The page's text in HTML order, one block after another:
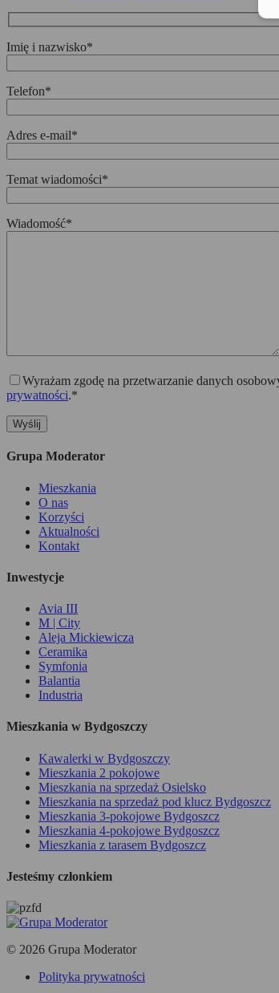
Imię i nazwisko*
Telefon*
Adres e-mail*
Temat wiadomości*
Wiadomość*
Wyrażam zgodę na przetwarzanie danych
prywatności.*
Grupa Moderator
Mieszkania
O nas
Korzyści
Aktualności
Kontakt
Inwestycje
Avia III
M | City
Aleja Mickiewicza
Ceramika
Symfonia
Balantia
Industria
Mieszkania w Bydgoszczy
Kawalerki w Bydgoszczy
Mieszkania 2 pokojowe
Mieszkania na sprzedaż Osielsko
Mieszkania na sprzedaż pod klucz Bydgoszcz
Mieszkania 3-pokojowe Bydgoszcz
Mieszkania 4-pokojowe Bydgoszcz
Mieszkania z tarasem Bydgoszcz
Jesteśmy członkiem
© 2026 Grupa Moderator
Polityka prywatności